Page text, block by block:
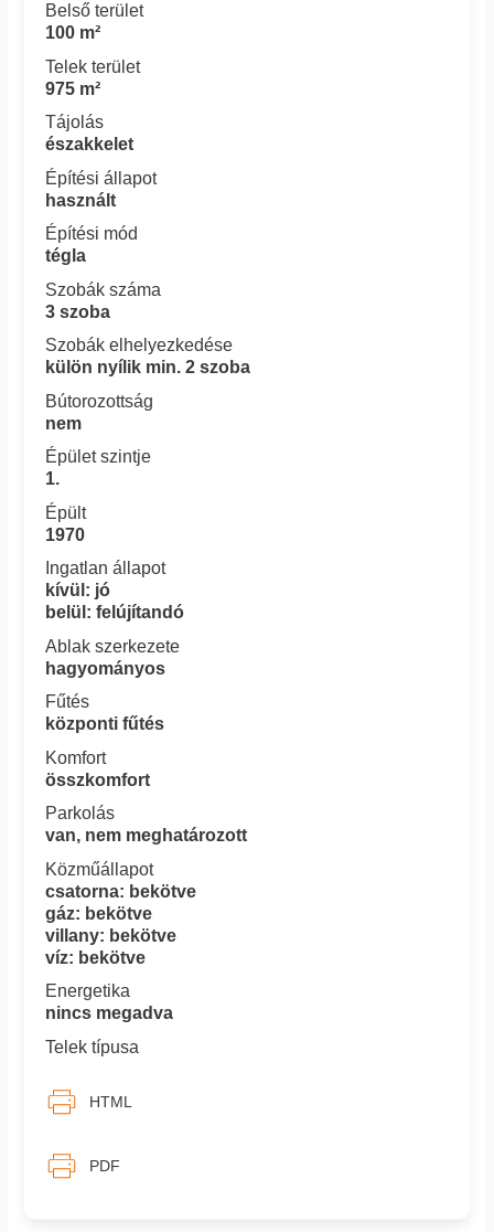
Belső terület
100 m²
Telek terület
975 m²
Tájolás
északkelet
Építési állapot
használt
Építési mód
tégla
Szobák száma
3 szoba
Szobák elhelyezkedése
külön nyílik min. 2 szoba
Bútorozottság
nem
Épület szintje
1.
Épült
1970
Ingatlan állapot
kívül: jó
belül: felújítandó
Ablak szerkezete
hagyományos
Fűtés
központi fűtés
Komfort
összkomfort
Parkolás
van, nem meghatározott
Közműállapot
csatorna: bekötve
gáz: bekötve
villany: bekötve
víz: bekötve
Energetika
nincs megadva
Telek típusa
HTML
PDF